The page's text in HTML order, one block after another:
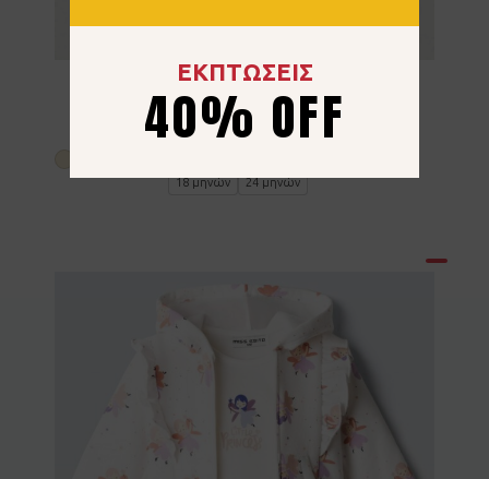
Σετ 3τμχ Ebita 267521 Μπεζ
18.00
18 μηνών
24 μηνών
ΕΚΠΤΩΣΕΙΣ
40% OFF